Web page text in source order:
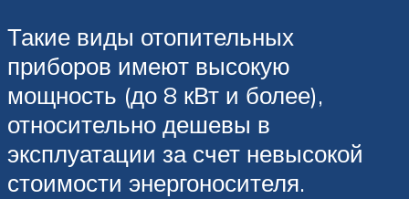
Такие виды отопительных
приборов имеют высокую
мощность (до 8 кВт и более),
относительно дешевы в
эксплуатации за счет невысокой
стоимости энергоносителя.